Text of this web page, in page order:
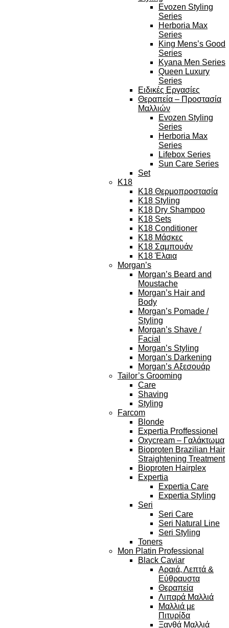
Evozen Styling
Series
Herboria Max
Series
King Mens’s Good
Series
Kyana Men Series
Queen Luxury
Series
Ειδικές Εργασίες
Θεραπεία – Προστασία
Μαλλιών
Evozen Styling
Series
Herboria Max
Series
Lifebox Series
Sun Care Series
Set
K18
K18 Θερμοπροστασία
K18 Styling
K18 Dry Shampoo
K18 Sets
K18 Conditioner
K18 Μάσκες
K18 Σαμπουάν
K18 Έλαια
Morgan’s
Morgan’s Beard and
Moustache
Morgan’s Hair and
Body
Morgan’s Pomade /
Styling
Morgan’s Shave /
Facial
Morgan’s Styling
Morgan’s Darkening
Morgan’s Αξεσουάρ
Tailor’s Grooming
Care
Shaving
Styling
Farcom
Blonde
Expertia Proffessionel
Oxycream – Γαλάκτωμα
Bioproten Brazilian Hair
Straightening Treatment
Bioproten Hairplex
Expertia
Expertia Care
Expertia Styling
Seri
Seri Care
Seri Natural Line
Seri Styling
Toners
Mon Platin Professional
Black Caviar
Αραιά, Λεπτά &
Εύθραυστα
Θεραπεία
Λιπαρά Μαλλιά
Μαλλιά με
Πιτυρίδα
Ξανθά Μαλλιά